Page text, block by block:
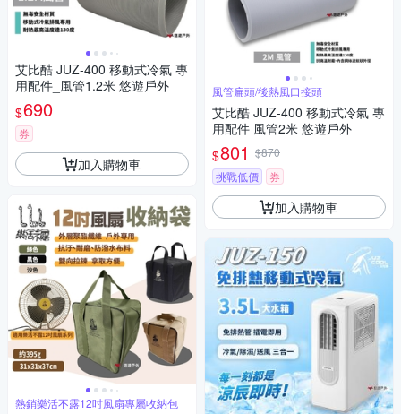
艾比酷 JUZ-400 移動式冷氣 專
用配件_風管1.2米 悠遊戶外
$690
券
加入購物車
熱銷樂活不露12吋風扇專屬收納包
風管扁頭/後熱風口接頭
艾比酷 JUZ-400 移動式冷氣 專
用配件 風管2米 悠遊戶外
$801 $870
挑戰低價
券
加入購物車